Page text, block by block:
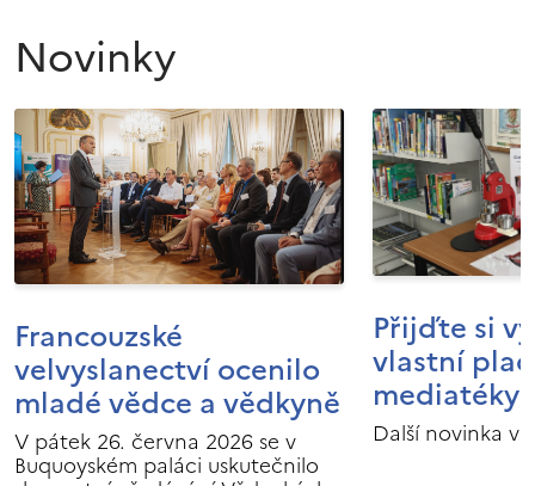
Novinky
Francouzské
velvyslanectví ocenilo
mladé vědce a vědkyně
V pátek 26. června 2026 se v
Buquoyském paláci uskutečnilo
Přijďte si
vlastní
mediatéky
Další novinka v